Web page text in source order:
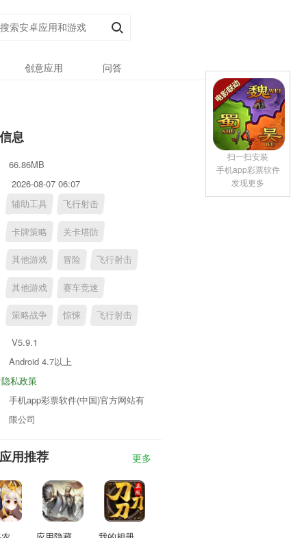
创意应用 问答
息
66.86MB
2026-08-07 06:07
辅助工具 飞行射击
卡牌策略 关卡塔防
其他游戏 冒险 飞行射击
其他游戏 赛车竞速
策略战争 惊悚 飞行射击
V5.9.1
Android 4.7以上
隐私政策
手机app彩票软件(中国)官方网站有
限公司
用推荐 更多
扫一扫安装
手机app彩票软件
发现更多